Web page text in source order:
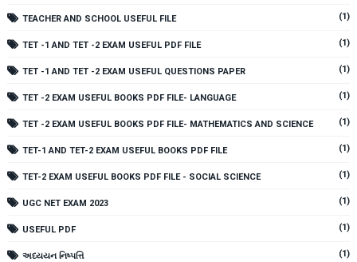
TEACHER AND SCHOOL USEFUL FILE (1)
TET -1 AND TET -2 EXAM USEFUL PDF FILE (1)
TET -1 AND TET -2 EXAM USEFUL QUESTIONS PAPER (1)
TET -2 EXAM USEFUL BOOKS PDF FILE- LANGUAGE (1)
TET -2 EXAM USEFUL BOOKS PDF FILE- MATHEMATICS AND SCIENCE (1)
TET-1 AND TET-2 EXAM USEFUL BOOKS PDF FILE (1)
TET-2 EXAM USEFUL BOOKS PDF FILE - SOCIAL SCIENCE (1)
UGC NET EXAM 2023 (1)
USEFUL PDF (1)
અધ્યયન નિષ્પત્તિ (1)